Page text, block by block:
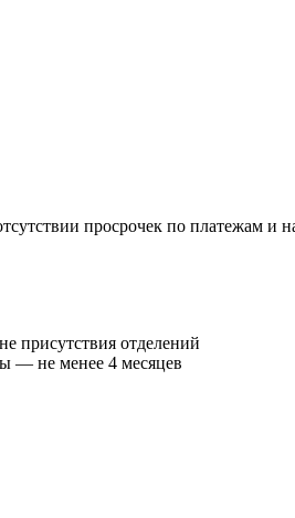
просрочек по платежам и
присутствия отделений
— не менее 4 месяцев